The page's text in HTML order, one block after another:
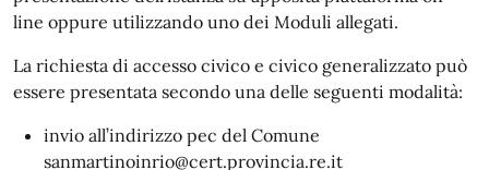
line oppure utilizzando uno dei Moduli allegati.
La richiesta di accesso civico e civico generalizzato può
essere presentata secondo una delle seguenti modalità:
invio all’indirizzo pec del Comune
sanmartinoinrio@cert.provincia.re.it